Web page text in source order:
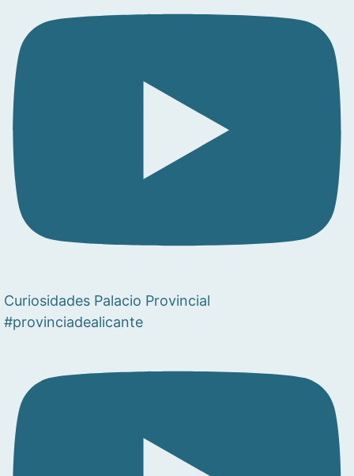
Curiosidades Palacio Provincial
#provinciadealicante